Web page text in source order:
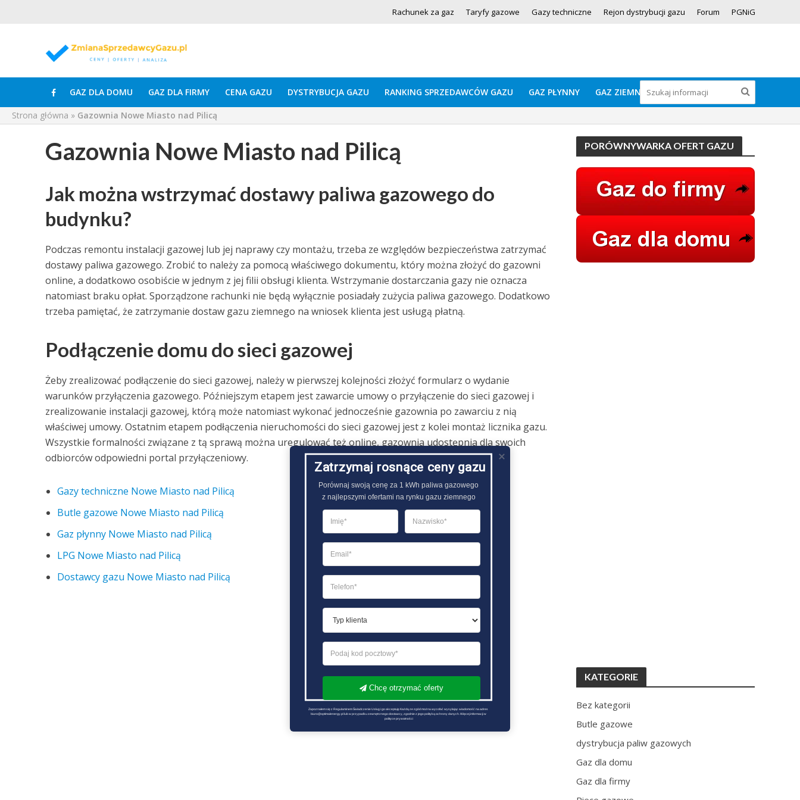
Rachunek za gaz Taryfy gazowe Gazy techniczne Rejon dystrybucji gazu Forum PGNiG
GAZ DLA DOMU GAZ DLA FIRMY CENA GAZU DYSTRYBUCJA GAZU RANKING SPRZEDAWCÓW GAZU GAZ PŁYNNY GAZ ZIEMNY
Strona główna » Gazownia Nowe Miasto nad Pilicą
Gazownia Nowe Miasto nad Pilicą
Jak można wstrzymać dostawy paliwa gazowego do
budynku?
Podczas remontu instalacji gazowej lub jej naprawy czy montażu, trzeba ze względów bezpieczeństwa zatrzymać
dostawy paliwa gazowego. Zrobić to należy za pomocą właściwego dokumentu, który można złożyć do gazowni
online, a dodatkowo osobiście w jednym z jej filii obsługi klienta. Wstrzymanie dostarczania gazy nie oznacza
natomiast braku opłat. Sporządzone rachunki nie będą wyłącznie posiadały zużycia paliwa gazowego. Dodatkowo
trzeba pamiętać, że zatrzymanie dostaw gazu ziemnego na wniosek klienta jest usługą płatną.
Podłączenie domu do sieci gazowej
Żeby zrealizować podłączenie do sieci gazowej, należy w pierwszej kolejności złożyć formularz o wydanie
warunków przyłączenia gazowego. Późniejszym etapem jest zawarcie umowy o przyłączenie do sieci gazowej i
zrealizowanie instalacji gazowej, którą może natomiast wykonać jednocześnie gazownia po zawarciu z nią
właściwej umowy. Ostatnim etapem podłączenia nieruchomości do sieci gazowej jest z kolei montaż licznika gazu.
Wszystkie formalności związane z tą sprawą można uregulować też online, gazownia udostępnia dla swoich
odbiorców odpowiedni portal przyłączeniowy.
Gazy techniczne Nowe Miasto nad Pilicą
Butle gazowe Nowe Miasto nad Pilicą
Gaz płynny Nowe Miasto nad Pilicą
LPG Nowe Miasto nad Pilicą
Dostawcy gazu Nowe Miasto nad Pilicą
PORÓWNYWARKA OFERT GAZU
KATEGORIE
Bez kategorii
Butle gazowe
dystrybucja paliw gazowych
Gaz dla domu
Gaz dla firmy
Zatrzymaj rosnące ceny gazu
Porównaj swoją cenę za 1 kWh paliwa gazowego
z najlepszymi ofertami na rynku gazu ziemnego
Chcę otrzymać oferty
Zapoznałem się z Regulaminem Świadczenie Usług i go akceptuję Każdą ze zgód można wycofać wysyłając wiadomość na adres
biuro@optimalenergy.pl lub w przypadku zewnętrznego dostawcy, zgodnie z jego polityką ochrony danych. Więcej informacji w
polityce prywatności